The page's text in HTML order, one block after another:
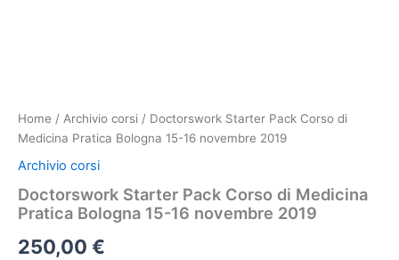
Home / Archivio corsi / Doctorswork Starter Pack Corso di
Medicina Pratica Bologna 15-16 novembre 2019
Archivio corsi
Doctorswork Starter Pack Corso di Medicina
Pratica Bologna 15-16 novembre 2019
250,00 €